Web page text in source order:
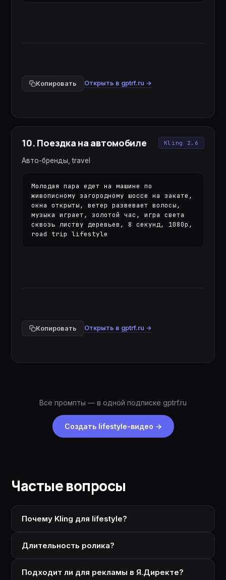
Копировать Открыть в gptrf.ru →
10. Поездка на автомобиле Kling 2.6
Авто-бренды, travel
Молодая пара едет на машине по
живописному загородному шоссе на закате,
окна открыты, ветер развевает волосы,
музыка играет, золотой час, игра света
сквозь листву деревьев, 8 секунд, 1080p,
road trip lifestyle
Копировать Открыть в gptrf.ru →
Все промпты — в одной подписке gptrf.ru
Создать lifestyle-видео →
Частые вопросы
Почему Kling для lifestyle?
Длительность ролика?
Подходит ли для рекламы в Я.Директе?